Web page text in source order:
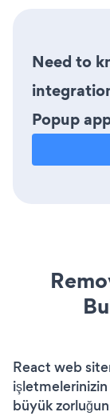
Need to
Popup
React web
işletmelerinizin
büyük